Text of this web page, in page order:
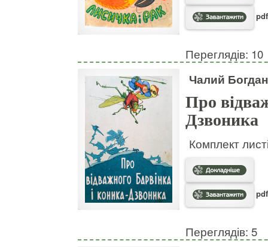
Переглядів: 10
Чалий
Про
Дзвоника
Комплект
Переглядів: 5